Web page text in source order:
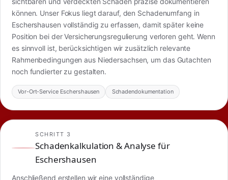
können. Unser Fokus liegt darauf, den Schadenumfang in
Eschershausen vollständig zu erfassen, damit später keine
Position bei der Versicherungsregulierung verloren geht. Wenn
es sinnvoll ist, berücksichtigen wir zusätzlich relevante
Rahmenbedingungen aus Niedersachsen, um das Gutachten
noch fundierter zu gestalten.
Vor-Ort-Service Eschershausen Schadendokumentation
SCHRITT 3
Schadenkalkulation & Analyse für
Eschershausen
Anschließend erstellen wir eine vollständige